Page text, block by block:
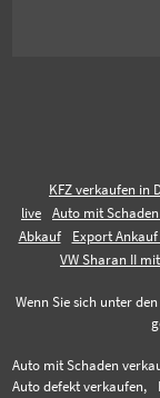
KFZ verkaufen in
live
Auto mit
Abkauf
Export
VW Sharan II mit
Wenn Sie sich unter
Auto mit Schaden
Auto defekt verkaufen,